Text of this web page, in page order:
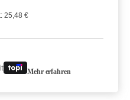
25,48 €
Mehr erfahren